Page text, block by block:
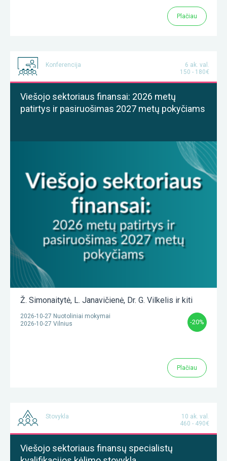
Plačiau
Konferencija
6 ak. val.
150 - 180€
Viešojo sektoriaus finansai: 2026 metų
patirtys ir pasiruošimas 2027 metų pokyčiams
Ž. Simonaitytė, L. Janavičienė, Dr. G. Vilkelis ir kiti
2026-10-27 Nuotoliniai mokymai
2026-10-27 Vilnius
-20%
Plačiau
Stovykla
10 ak. val.
460 - 490€
Viešojo sektoriaus finansų specialistų